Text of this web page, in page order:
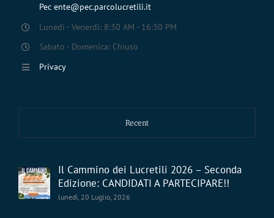
Pec ente@pec.parcolucretili.it
Lunedì - Venerdì: 8:30 AM - 16:30 PM
Sabato - Domenica: Chiuso
Privacy
Recent
Il Cammino dei Lucretili 2026 – Seconda
Edizione: CANDIDATI A PARTECIPARE!!
lunedì, 20 Luglio, 2026